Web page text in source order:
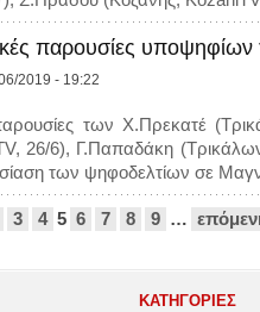
παρουσίες
2019 - 19:22
παρουσίες των Χ.Πρεκατέ
26/6), Γ.Παπαδάκη
των ψηφοδελτίων σε
3 4 5 6 7 8 9 …
ΚΑΤΗΓΟΡΊΕΣ